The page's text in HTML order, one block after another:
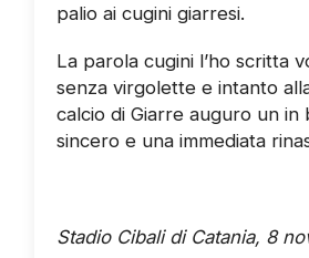
palio ai cugini giarresi.
La parola cugini l’ho scritta
senza virgolette e intanto
calcio di Giarre auguro un in
sincero e una immediata
Stadio Cibali di Catania, 8